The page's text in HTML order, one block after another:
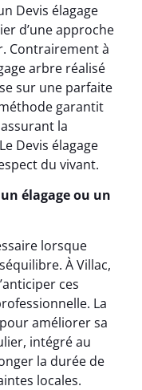
Devis élagage
d’une approche
Contrairement à
arbre réalisé
sur une parfaite
garantit
la
Devis élagage
du vivant.
élagage ou un
lorsque
À Villac,
ces
La
améliorer sa
intégré au
la durée de
locales.